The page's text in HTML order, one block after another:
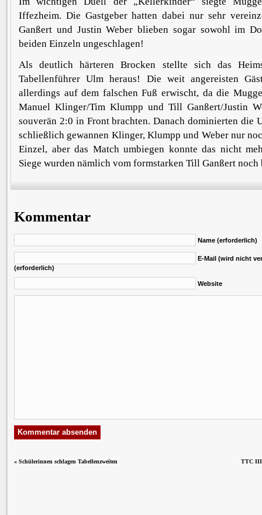
Iffezheim. Die Gastgeber hatten dabei nur sehr
Ganßert und Justin Weber blieben sogar sowohl im
beiden Einzeln ungeschlagen!
Als deutlich härteren Brocken stellte sich das
Tabellenführer Ulm heraus! Die weit angereisten
allerdings auf dem falschen Fuß erwischt, da die
Manuel Klinger/Tim Klumpp und Till Ganßert/Justin
souverän 2:0 in Front brachten. Danach dominierten die
schließlich gewannen Klinger, Klumpp und Weber nur
Einzel, aber das Match umbiegen konnte das nicht
Siege wurden nämlich vom formstarken Till Ganßert noch
Kommentar
Name (erforderlich)
E-Mail (wird nicht
(erforderlich)
Website
« Schülerinnen schlagen Tabellenzweiten TTC III